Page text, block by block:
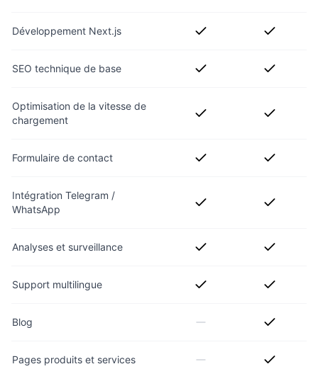
Développement Next.js
SEO technique de base
Optimisation de la vitesse de
chargement
Formulaire de contact
Intégration Telegram /
WhatsApp
Analyses et surveillance
Support multilingue
Blog
Pages produits et services